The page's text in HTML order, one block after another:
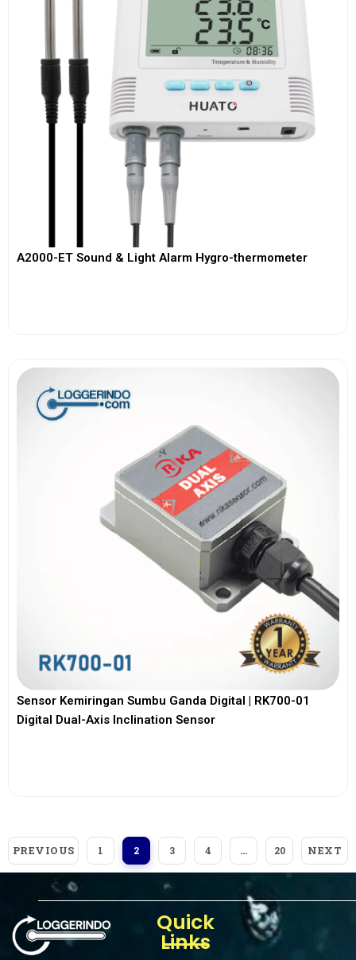
A2000-ET Sound & Light Alarm Hygro-thermometer
Sensor Kemiringan Sumbu Ganda Digital | RK700-01
Digital Dual-Axis Inclination Sensor
PREVIOUS 1 2 3 4 … 20 NEXT
Quick
Links